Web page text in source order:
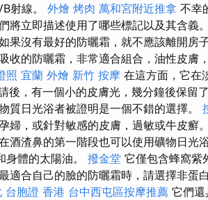
射線。 外燴 烤肉 萬和宮附近推拿 不幸
將立即描述使用了哪些標記以及其含義
果沒有最好的防曬霜，就不應該離開房
收的防曬霜，非常適合組合，油性皮膚
照 宜蘭 外燴 新竹 按摩 在這方面，它在
後，有一個小的皮膚光，幾分鐘後保留
質日光浴者被證明是一個不錯的選擇。
婦，或針對敏感的皮膚，過敏或牛皮癬。
酒渣鼻的第一階段也可以使用礦物日光
身體的太陽油。 撥金堂 它僅包含蜂窩紫
適合自己的臉的防曬霜時，請選擇非蛋
台胞證 香港 台中西屯區按摩推薦 它們